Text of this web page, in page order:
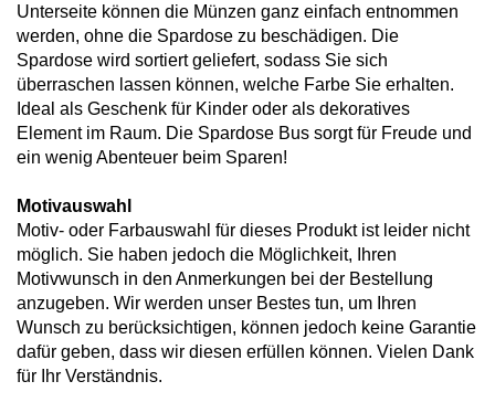
Unterseite können die Münzen ganz einfach entnommen
werden, ohne die Spardose zu beschädigen. Die
Spardose wird sortiert geliefert, sodass Sie sich
überraschen lassen können, welche Farbe Sie erhalten.
Ideal als Geschenk für Kinder oder als dekoratives
Element im Raum. Die Spardose Bus sorgt für Freude und
ein wenig Abenteuer beim Sparen!
Motivauswahl
Motiv- oder Farbauswahl für dieses Produkt ist leider nicht
möglich. Sie haben jedoch die Möglichkeit, Ihren
Motivwunsch in den Anmerkungen bei der Bestellung
anzugeben. Wir werden unser Bestes tun, um Ihren
Wunsch zu berücksichtigen, können jedoch keine Garantie
dafür geben, dass wir diesen erfüllen können. Vielen Dank
für Ihr Verständnis.